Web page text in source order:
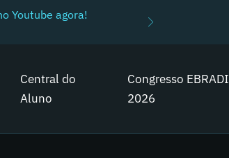
Youtube agora!
Central do
Aluno
Congresso EBRADI
2026